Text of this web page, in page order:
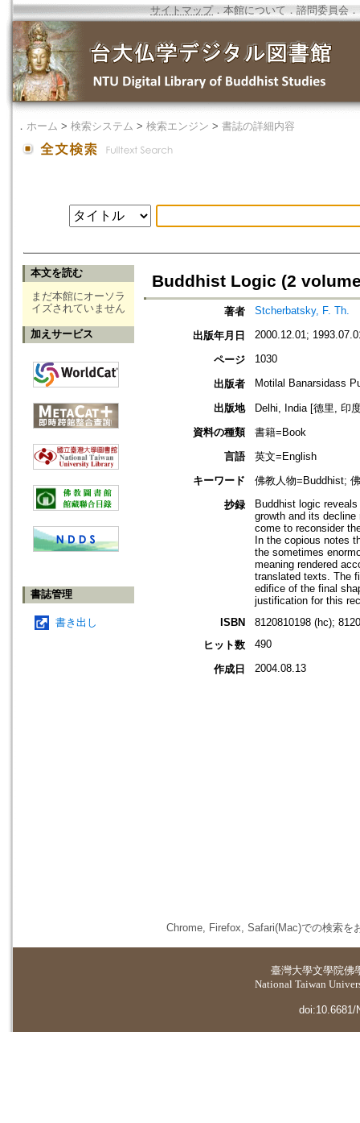
サイトマップ．本館について ． 諮問委員会 ．
． ホーム > 検索システム > 検索エンジン > 書誌の詳細内容
本文を読む
まだ本館にオーソラ
イズされていません
加えサービス
書誌管理
書き出し
Buddhist Logic (2
著者 Stcherbatsky, F. Th.
出版年月日 2000.12.01;
ページ 1030
出版者 Motilal Banarsidass
出版地
Delhi, India [德里, 印
資料の種類
書籍=Book
言語
英文=English
キーワード
佛教人物=Buddhist;
抄録
Buddhist logic
growth and its
come to reconsider
In the copious notes
the sometimes
meaning rendered
translated texts. The
edifice of the final
justification for this
ISBN
8120810198 (hc);
ヒット数
490
作成日 2004.08.13
Chrome, Firefox, Safari(Mac)での検索を
臺灣大學文學院佛
National Taiwan
doi:10.6681/